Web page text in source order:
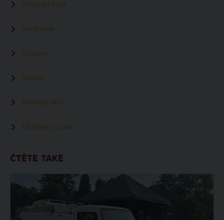
Otevírací doba
Jak do zoo
Vstupné
Zážitky
Kalendář akcí
Ubytování u zoo
ČTĚTE TAKÉ